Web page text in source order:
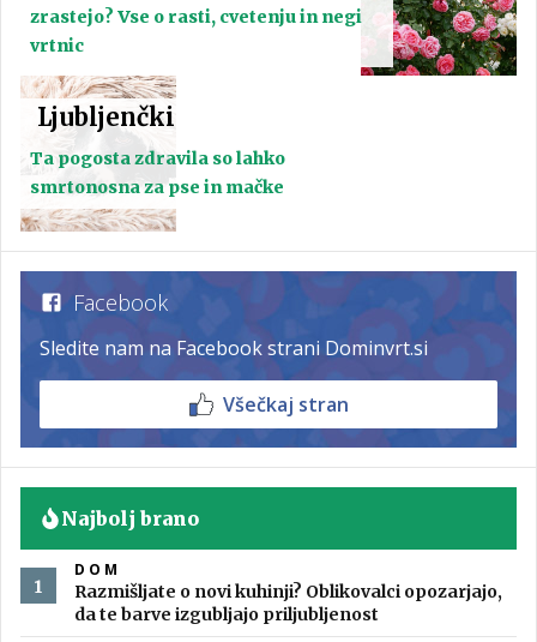
zrastejo? Vse o rasti, cvetenju in negi
vrtnic
Ljubljenčki
Ta pogosta zdravila so lahko
smrtonosna za pse in mačke
Facebook
Sledite nam na Facebook strani Dominvrt.si
Všečkaj stran
Najbolj brano
DOM
Razmišljate o novi kuhinji? Oblikovalci opozarjajo,
da te barve izgubljajo priljubljenost